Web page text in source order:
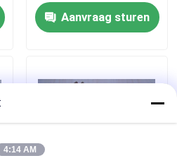
op
het bekleden van
racks en vaten
Aanvraag sturen
4:14 AM